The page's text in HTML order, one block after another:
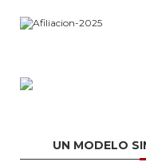
UN MODELO